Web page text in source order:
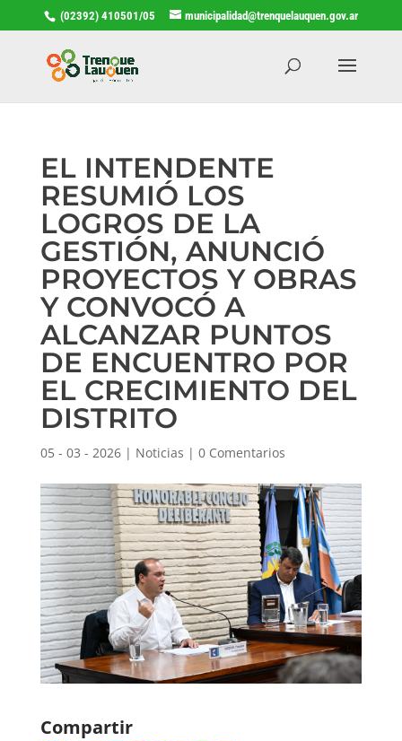
(02392) 410501/05 municipalidad@trenquelauquen.gov.ar
EL INTENDENTE
RESUMIÓ LOS
LOGROS DE LA
GESTIÓN, ANUNCIÓ
PROYECTOS Y OBRAS
Y CONVOCÓ A
ALCANZAR PUNTOS
DE ENCUENTRO POR
EL CRECIMIENTO DEL
DISTRITO
05 - 03 - 2026| Noticias | 0 Comentarios
Compartir